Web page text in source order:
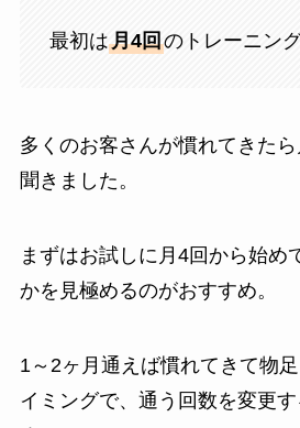
最初は月4回のトレーニン
多くのお客さんが慣れてきた
聞きました。
まずはお試しに月4回から始め
かを見極めるのがおすすめ。
1～2ヶ月通えば慣れてきて物
イミングで、通う回数を変更